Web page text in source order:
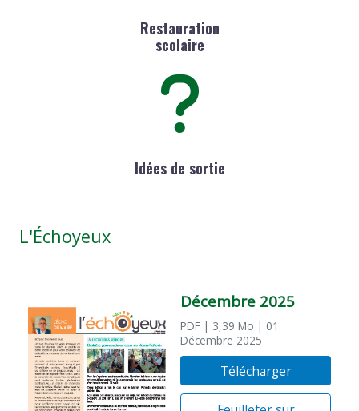
Restauration
scolaire
Idées de sortie
L'Échoyeux
Décembre 2025
PDF | 3,39 Mo | 01
Décembre 2025
Télécharger